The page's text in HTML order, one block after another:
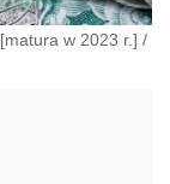
w 2023 r.] /